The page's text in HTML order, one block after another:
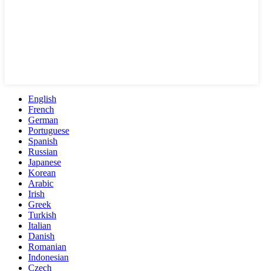
English
French
German
Portuguese
Spanish
Russian
Japanese
Korean
Arabic
Irish
Greek
Turkish
Italian
Danish
Romanian
Indonesian
Czech